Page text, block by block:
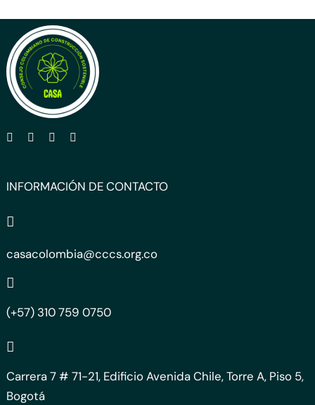
INFORMACIÓN DE CONTACTO
casacolombia@cccs.org.co
(+57) 310 759 0750
Carrera 7 # 71-21, Edificio Avenida Chile, Torre A, Piso 5,
Bogotá